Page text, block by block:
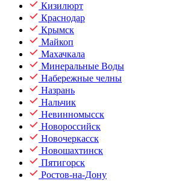
Кизилюрт
Краснодар
Крымск
Майкоп
Махачкала
Минеральные Воды
Набережные челны
Назрань
Нальчик
Невинномысск
Новороссийск
Новочеркасск
Новошахтинск
Пятигорск
Ростов-на-Дону